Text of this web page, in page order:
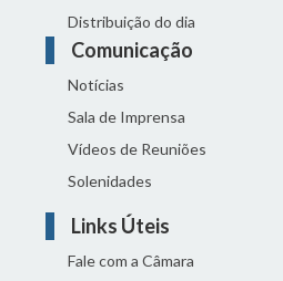
Distribuição do dia
Comunicação
Notícias
Sala de Imprensa
Vídeos de Reuniões
Solenidades
Links Úteis
Fale com a Câmara